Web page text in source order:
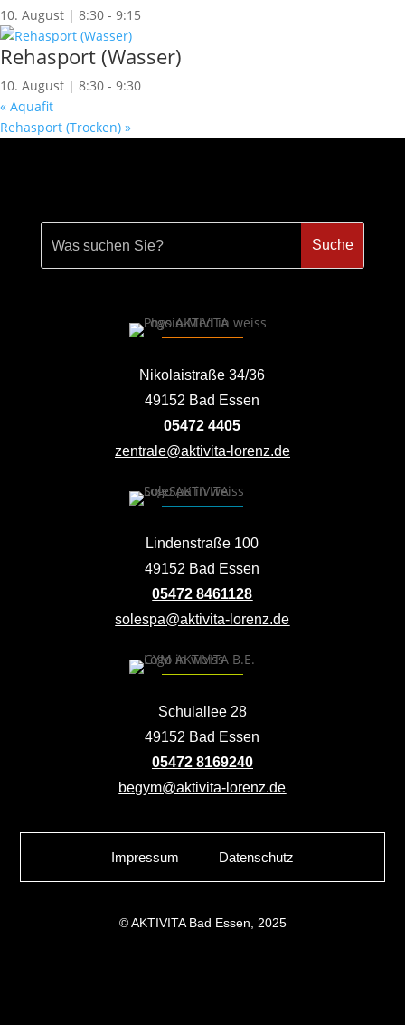
10. August | 8:30 - 9:15
Rehasport (Wasser)
10. August | 8:30 - 9:30
« Aquafit
Rehasport (Trocken) »
Nikolaistraße 34/36
49152 Bad Essen
05472 4405
zentrale@aktivita-lorenz.de
Lindenstraße 100
49152 Bad Essen
05472 8461128
solespa@aktivita-lorenz.de
Schulallee 28
49152 Bad Essen
05472 8169240
begym@aktivita-lorenz.de
Impressum Datenschutz
© AKTIVITA Bad Essen, 2025